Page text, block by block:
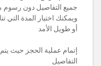
جميع التفاصيل دون رسوم
ويمكنك اختيار المدة التي
أو طويل الأمد
إتمام عملية الحجز حيث يتم
التفاصيل